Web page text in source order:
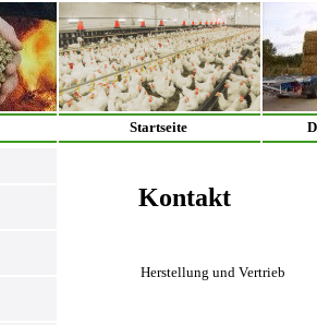
Startseite
Kontakt
Herstellung und Vertrieb